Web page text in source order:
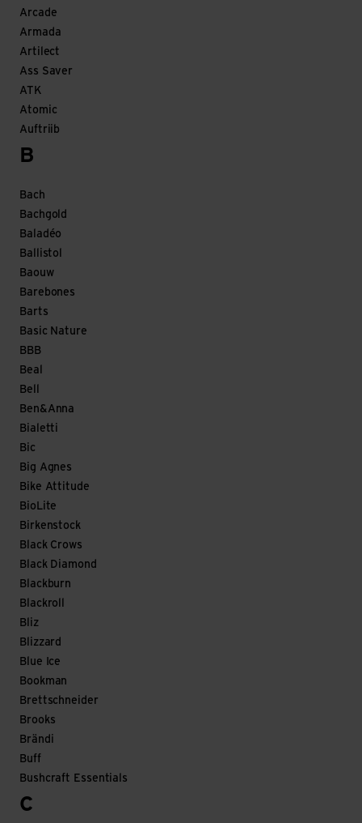
Arcade
Armada
Artilect
Ass Saver
ATK
Atomic
Auftriib
B
Bach
Bachgold
Baladéo
Ballistol
Baouw
Barebones
Barts
Basic Nature
BBB
Beal
Bell
Ben&Anna
Bialetti
Bic
Big Agnes
Bike Attitude
BioLite
Birkenstock
Black Crows
Black Diamond
Blackburn
Blackroll
Bliz
Blizzard
Blue Ice
Bookman
Brettschneider
Brooks
Brändi
Buff
Bushcraft Essentials
C